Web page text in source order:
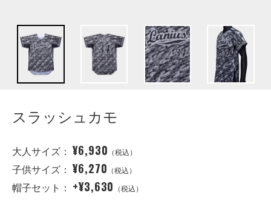
スラッシュカモ
大人サイズ： ¥6,930 （税込）
子供サイズ： ¥6,270 （税込）
帽子セット： +¥3,630 （税込）